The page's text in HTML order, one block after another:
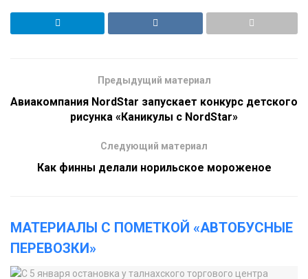
Предыдущий материал
Авиакомпания NordStar запускает конкурс детского
рисунка «Каникулы с NordStar»
Следующий материал
Как финны делали норильское мороженое
МАТЕРИАЛЫ С ПОМЕТКОЙ «АВТОБУСНЫЕ
ПЕРЕВОЗКИ»